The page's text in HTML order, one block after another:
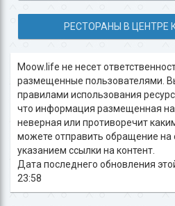
РЕСТОРАНЫ В ЦЕНТРЕ
Moow.life не несет
размещенные пользователями.
правилами использования
что информация размещенная
неверная или противоречит
можете отправить обращение на
указанием ссылки на контент.
Дата последнего обновления
23:58